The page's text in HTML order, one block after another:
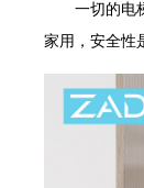
一切的电梯
家用，安全性